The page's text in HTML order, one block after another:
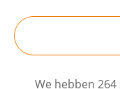
We hebben